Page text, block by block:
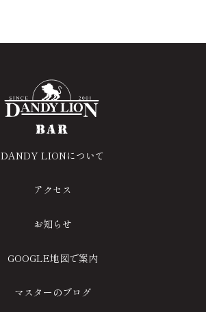
DANDY LIONについて
アクセス
お知らせ
GOOGLE地図で案内
マスターのブログ